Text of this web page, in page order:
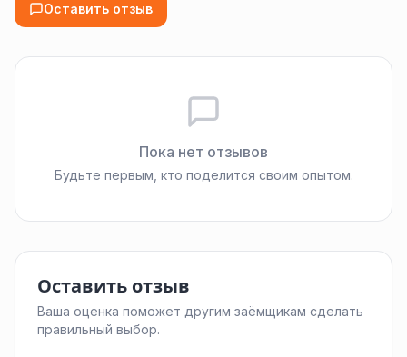
Оставить отзыв
Пока нет отзывов
Будьте первым, кто поделится своим опытом.
Оставить отзыв
Ваша оценка поможет другим заёмщикам сделать
правильный выбор.